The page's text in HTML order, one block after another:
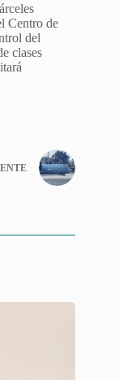
Centro de
del
clases